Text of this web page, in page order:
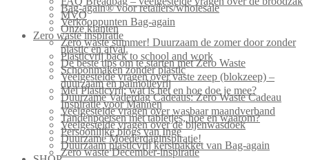
Bag-again® voor retailers/wholesale
MVO
Verkooppunten Bag-again
Onze klanten
Zero waste inspiratie
Zero waste summer! Duurzaam de zomer door zonder
plastic en afval.
Plasticvrij back to school and work
De beste tips om te starten met Zero Waste
Schoonmaken zonder plastic
Veelgestelde vragen over vaste zeep (blokzeep) –
duurzaam en palmolievrij
Mei Plasticvrij: wat is het en hoe doe je mee?
Duurzame Vaderdag Cadeaus: Zero Waste Cadeau
Inspiratie voor Mannen
Veelgestelde vragen over wasbaar maandverband
Tandenpoetsen met tabletjes, hoe en waarom?
Veelgestelde vragen over de bijenwasdoek
Persoonlijke blogs van Inge
Duurzame Moederdaginspiratie!
Duurzaam plasticvrij kerstpakket van Bag-again
Zero waste December-inspiratie